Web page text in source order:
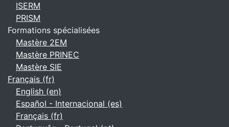
ISERM
PRISM
Formations spécialisées
Mastère 2EM
Mastère PRINEC
Mastère SIE
Français ‎(fr)‎
English ‎(en)‎
Español - Internacional ‎(es)‎
Français ‎(fr)‎